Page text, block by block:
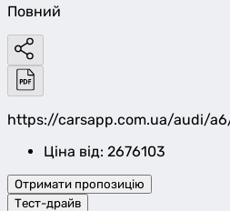
Повний
https://carsapp.com.ua/audi/
Ціна від: 2676103
Отримати пропозицію
Тест-драйв